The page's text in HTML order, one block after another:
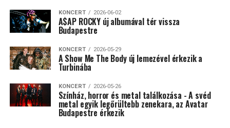
KONCERT 2026-06-02
A$AP ROCKY új albumával tér vissza
Budapestre
KONCERT 2026-05-29
A Show Me The Body új lemezével érkezik a
Turbinába
KONCERT 2026-05-26
Színház, horror és metal találkozása - A svéd
metal egyik legőrültebb zenekara, az Avatar
Budapestre érkezik